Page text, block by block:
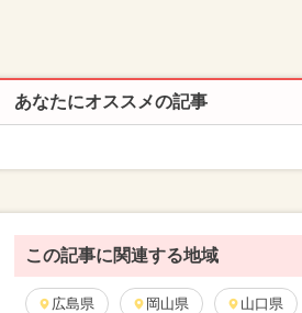
あなたにオススメの記事
この記事に関連する地域
広島県 岡山県 山口県